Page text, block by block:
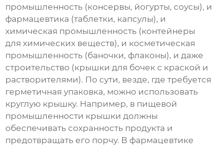
промышленность (консервы, йогурты, соусы), и
фармацевтика (таблетки, капсулы), и
химическая промышленность (контейнеры
для химических веществ), и косметическая
промышленность (баночки, флаконы), и даже
строительство (крышки для бочек с краской и
растворителями). По сути, везде, где требуется
герметичная упаковка, можно использовать
круглую крышку. Например, в пищевой
промышленности крышки должны
обеспечивать сохранность продукта и
предотвращать его порчу. В фармацевтике